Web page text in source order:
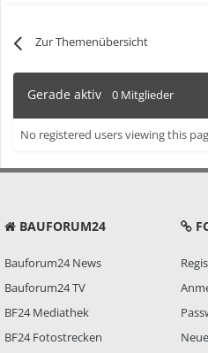
Zur Themenübersicht
Gerade aktiv 0 Mitglieder
No registered users viewing this
BAUFORUM24
Bauforum24 News
Bauforum24 TV
BF24 Mediathek
BF24 Fotostrecken